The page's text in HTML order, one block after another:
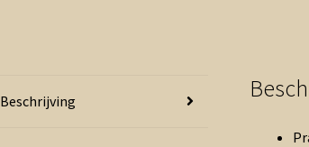
Beschrijving